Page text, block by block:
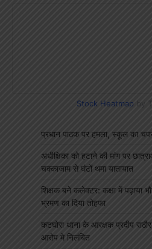
Stock Heatmap by
प्रधान पाठक पर हमला, स्कूल का
अधीक्षिका को हटाने की मांग पर
चक्काजाम से घंटों थमा यातायात
शिक्षक बने कलेक्टर: कक्षा में पढ़ाया
भ्रमण का दिया तोहफा
कटघोरा थाना के आरक्षक प्रदीप
आरोप मे निलंबित